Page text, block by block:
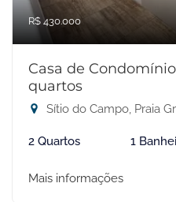
R$ 430.000
Casa de
quartos
Sítio do Campo, Praia
2 Quartos 1
Mais informações